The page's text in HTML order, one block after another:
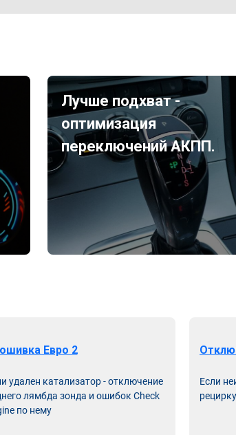
Лучше подхват -
оптимизация
переключений АКПП.
Евро 2
удален катализатор - отключение
лямбда зонда и ошибок Check
по нему
Если